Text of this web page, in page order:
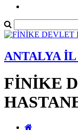
ANTALYA
FİNİKE